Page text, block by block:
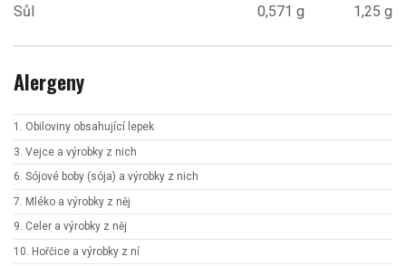
Sůl 0,571 g 1,25 g
Alergeny
1. Obiloviny obsahující lepek
3. Vejce a výrobky z nich
6. Sójové boby (sója) a výrobky z nich
7. Mléko a výrobky z něj
9. Celer a výrobky z něj
10. Hořčice a výrobky z ní